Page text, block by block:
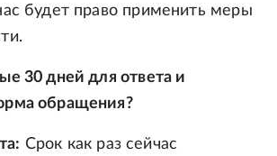
будет право применить меры
30 дней для ответа и
обращения?
Срок как раз сейчас